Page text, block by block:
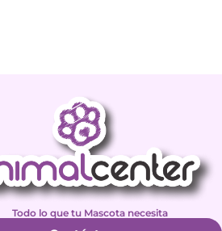
Todo lo que tu Mascota necesita